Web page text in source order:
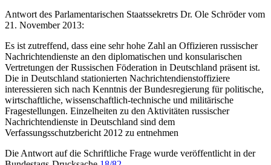
Antwort des Parlamentarischen Staatssekretrs Dr. Ole Schröder vom
21. November 2013:
Es ist zutreffend, dass eine sehr hohe Zahl an Offizieren russischer
Nachrichtendienste an den diplomatischen und konsularischen
Vertretungen der Russischen Föderation in Deutschland präsent ist.
Die in Deutschland stationierten Nachrichtendienstoffiziere
interessieren sich nach Kenntnis der Bundesregierung für politische,
wirtschaftliche, wissenschaftlich-technische und militärische
Fragestellungen. Einzelheiten zu den Aktivitäten russischer
Nachrichtendienste in Deutschland sind dem
Verfassungsschutzbericht 2012 zu entnehmen
Die Antwort auf die Schriftliche Frage wurde veröffentlicht in der